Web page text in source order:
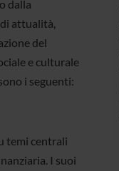
dalla
attualità,
del
e culturale
i seguenti:
temi centrali
I suoi